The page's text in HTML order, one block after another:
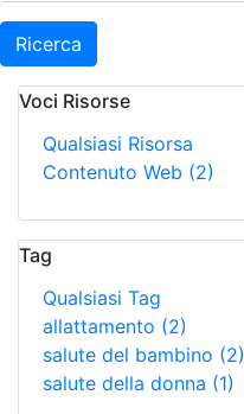
Ricerca
Voci Risorse
Qualsiasi Risorsa
Contenuto Web (2)
Tag
Qualsiasi Tag
allattamento (2)
salute del bambino (2)
salute della donna (1)